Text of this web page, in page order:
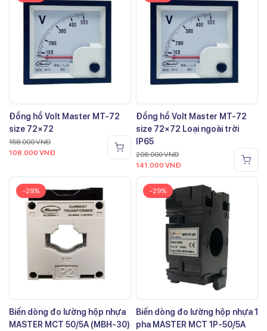
Đồng hồ Volt Master MT-72
size 72×72
158.000VNĐ
108.000 VNĐ
Đồng hồ Volt Master MT-72
size 72×72 Loại ngoài trời
IP65
206.000VNĐ
141.000 VNĐ
-29%
Biến dòng đo lường hộp nhựa
MASTER MCT 50/5A (MBH-30)
-29%
Biến dòng đo lường hộp nhựa 1
pha MASTER MCT 1P-50/5A